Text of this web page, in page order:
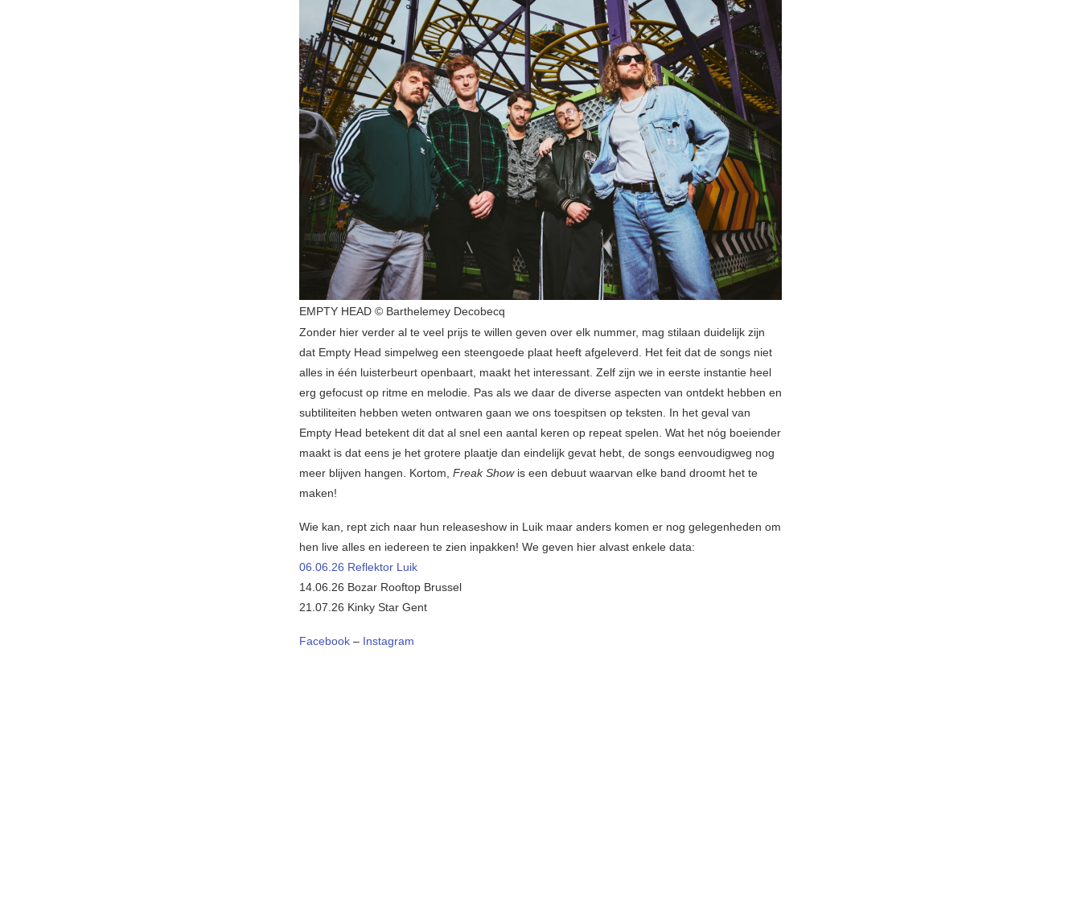
EMPTY HEAD © Barthelemey Decobecq
Zonder hier verder al te veel prijs te willen geven over elk nummer, mag stilaan duidelijk zijn
dat Empty Head simpelweg een steengoede plaat heeft afgeleverd. Het feit dat de songs niet
alles in één luisterbeurt openbaart, maakt het interessant. Zelf zijn we in eerste instantie heel
erg gefocust op ritme en melodie. Pas als we daar de diverse aspecten van ontdekt hebben en
subtiliteiten hebben weten ontwaren gaan we ons toespitsen op teksten. In het geval van
Empty Head betekent dit dat al snel een aantal keren op repeat spelen. Wat het nóg boeiender
maakt is dat eens je het grotere plaatje dan eindelijk gevat hebt, de songs eenvoudigweg nog
meer blijven hangen. Kortom, Freak Showis een debuut waarvan elke band droomt het te
maken!
Wie kan, rept zich naar hun releaseshow in Luik maar anders komen er nog gelegenheden om
hen live alles en iedereen te zien inpakken! We geven hier alvast enkele data:
06.06.26 Reflektor Luik
14.06.26 Bozar Rooftop Brussel
21.07.26 Kinky Star Gent
Facebook – Instagram